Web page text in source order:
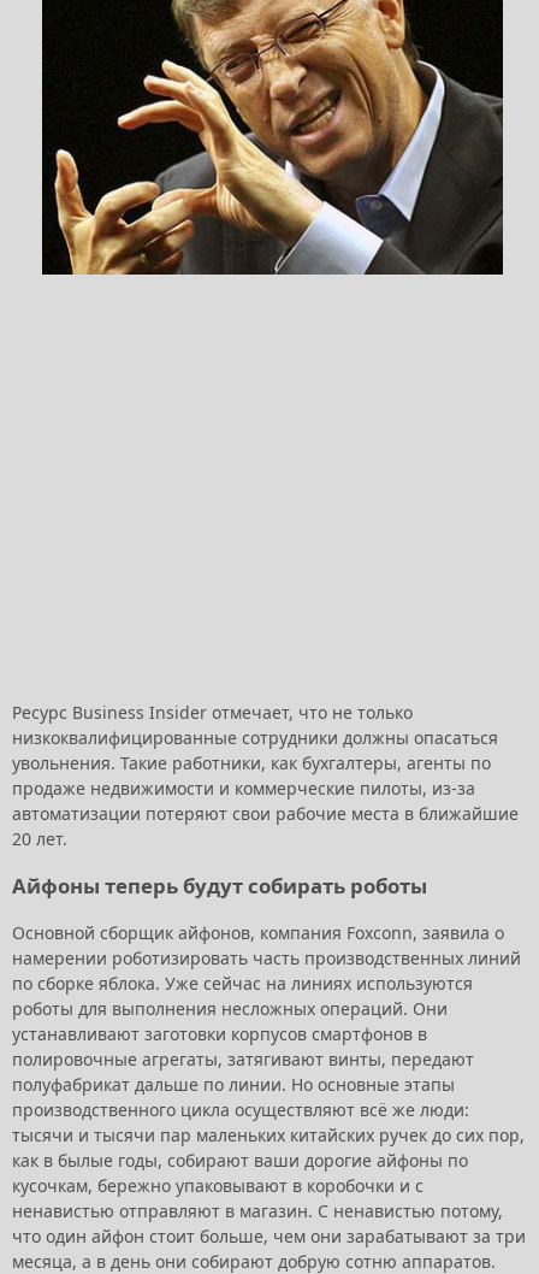
Ресурс Business Insider отмечает, что не только
низкоквалифицированные сотрудники должны опасаться
увольнения. Такие работники, как бухгалтеры, агенты по
продаже недвижимости и коммерческие пилоты, из-за
автоматизации потеряют свои рабочие места в ближайшие
20 лет.
Айфоны теперь будут собирать роботы
Основной сборщик айфонов, компания Foxconn, заявила о
намерении роботизировать часть производственных линий
по сборке яблока. Уже сейчас на линиях используются
роботы для выполнения несложных операций. Они
устанавливают заготовки корпусов смартфонов в
полировочные агрегаты, затягивают винты, передают
полуфабрикат дальше по линии. Но основные этапы
производственного цикла осуществляют всё же люди:
тысячи и тысячи пар маленьких китайских ручек до сих пор,
как в былые годы, собирают ваши дорогие айфоны по
кусочкам, бережно упаковывают в коробочки и с
ненавистью отправляют в магазин. С ненавистью потому,
что один айфон стоит больше, чем они зарабатывают за три
месяца, а в день они собирают добрую сотню аппаратов.